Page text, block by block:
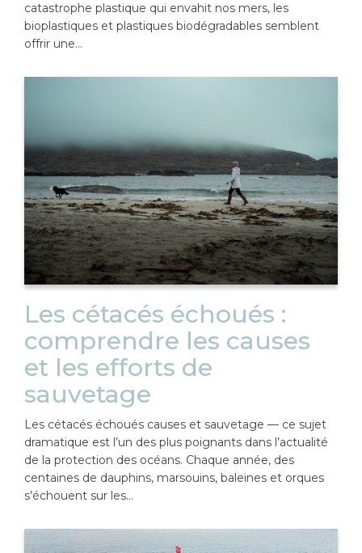
catastrophe plastique qui envahit nos mers, les
bioplastiques et plastiques biodégradables semblent
offrir une…
Les cétacés échoués :
comprendre les causes
et les efforts de
sauvetage
Les cétacés échoués causes et sauvetage — ce sujet
dramatique est l’un des plus poignants dans l’actualité
de la protection des océans. Chaque année, des
centaines de dauphins, marsouins, baleines et orques
s’échouent sur les…